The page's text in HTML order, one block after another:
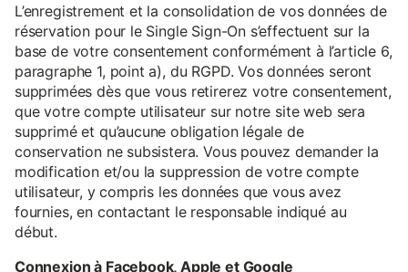
L’enregistrement et la consolidation de vos données de
réservation pour le Single Sign-On s’effectuent sur la
base de votre consentement conformément à l’article 6,
paragraphe 1, point a), du RGPD. Vos données seront
supprimées dès que vous retirerez votre consentement,
que votre compte utilisateur sur notre site web sera
supprimé et qu’aucune obligation légale de
conservation ne subsistera. Vous pouvez demander la
modification et/ou la suppression de votre compte
utilisateur, y compris les données que vous avez
fournies, en contactant le responsable indiqué au
début.
Connexion à Facebook, Apple et Google